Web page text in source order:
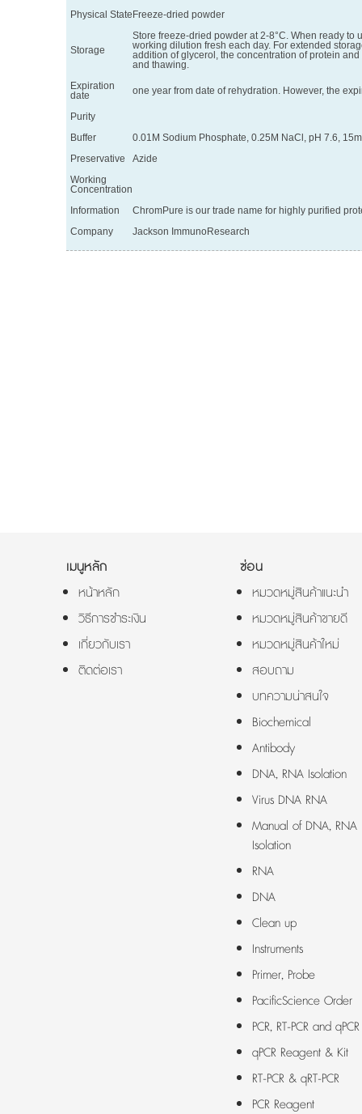
Physical State Freeze-dried powder
Storage
Store freeze-dried powder at 2-8°C. When ready
working dilution fresh each day. For extended
addition of glycerol, the concentration of protein
and thawing.
Expiration
date
one year from date of rehydration. However, the
Purity
Buffer
0.01M Sodium Phosphate, 0.25M NaCl, pH 7.6,
Preservative
Azide
Working
Concentration
Information
ChromPure is our trade name for highly purified
Company
Jackson ImmunoResearch
เมนูหลัก
หน้าหลัก
วิธีการชำระเงิน
เกี่ยวกับเรา
ติดต่อเรา
ซ่อน
หมวดหมู่สินค้าแนะนำ
หมวดหมู่สินค้าขายดี
หมวดหมู่สินค้าใหม่
สอบถาม
บทความน่าสนใจ
Biochemical
Antibody
DNA, RNA Isolation
Virus DNA RNA
Manual of DNA, RNA
Isolation
RNA
DNA
Clean up
Instruments
Primer, Probe
PacificScience Order
PCR, RT-PCR and qPCR
qPCR Reagent & Kit
RT-PCR & qRT-PCR
PCR Reagent